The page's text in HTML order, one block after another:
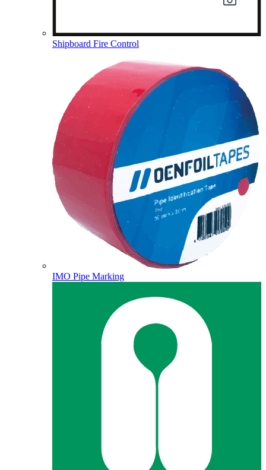
Shipboard Fire Control
IMO Pipe Marking